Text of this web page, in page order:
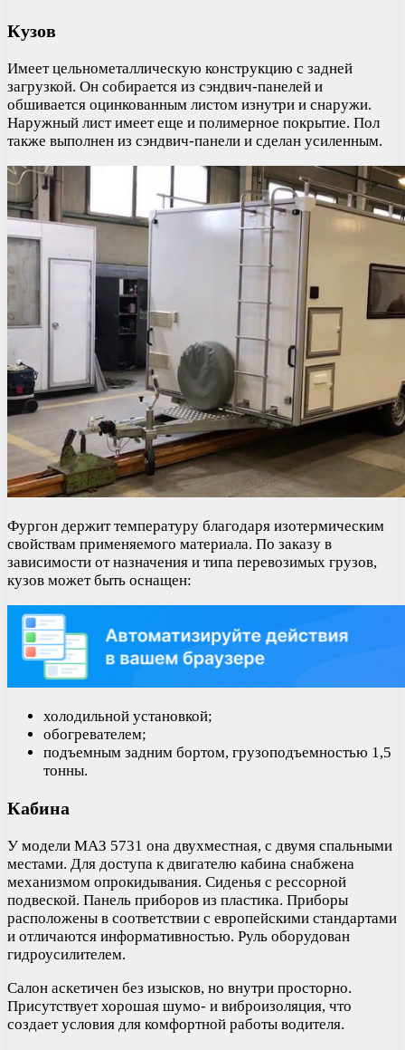
Кузов
Имеет цельнометаллическую конструкцию с задней
загрузкой. Он собирается из сэндвич-панелей и
обшивается оцинкованным листом изнутри и снаружи.
Наружный лист имеет еще и полимерное покрытие. Пол
также выполнен из сэндвич-панели и сделан усиленным.
Фургон держит температуру благодаря изотермическим
свойствам применяемого материала. По заказу в
зависимости от назначения и типа перевозимых грузов,
кузов может быть оснащен:
холодильной установкой;
обогревателем;
подъемным задним бортом, грузоподъемностью 1,5
тонны.
Кабина
У модели МАЗ 5731 она двухместная, с двумя спальными
местами. Для доступа к двигателю кабина снабжена
механизмом опрокидывания. Сиденья с рессорной
подвеской. Панель приборов из пластика. Приборы
расположены в соответствии с европейскими стандартами
и отличаются информативностью. Руль оборудован
гидроусилителем.
Салон аскетичен без изысков, но внутри просторно.
Присутствует хорошая шумо- и виброизоляция, что
создает условия для комфортной работы водителя.